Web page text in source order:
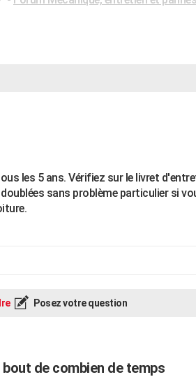
les 5 ans. Vérifiez sur le livret
sans problème particulier si
Posez votre question
de combien de temps